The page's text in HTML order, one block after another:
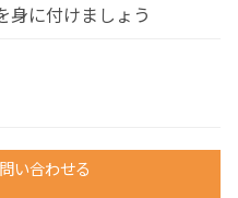
身に付けましょう
い合わせる